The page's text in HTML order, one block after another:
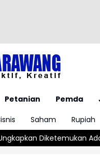
Petanian Pemda
Saham
Rupiah
6 Juta Data Ganda